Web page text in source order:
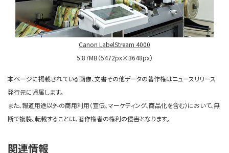
Canon LabelStream 4000
5.87MB（5472px×3648px）
本ページに掲載されている画像、文書その他データの著作権はニュースリリース
発行元に帰属します。
また、報道用途以外の商用利用（宣伝、マーケティング、商品化を含む）において、無
断で複製、転載することは、著作権者の権利の侵害となります。
関連情報